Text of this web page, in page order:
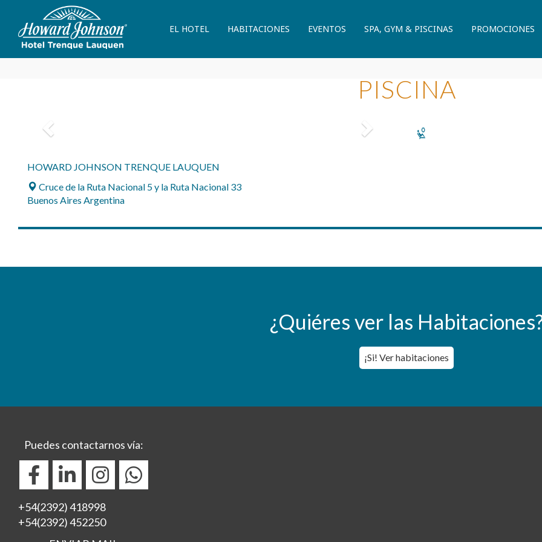
EL HOTEL HABITACIONES EVENTOS SPA, GYM & PISCINAS PROMOCIONES
PISCINA
Previous Next
HOWARD JOHNSON TRENQUE LAUQUEN
Cruce de la Ruta Nacional 5 y la Ruta Nacional 33
Buenos Aires Argentina
¿Quiéres ver las
¡Si! Ver habitaciones
Puedes contactarnos vía:
+54(2392) 418998
+54(2392) 452250